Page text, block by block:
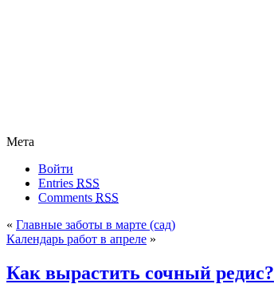
Мета
Войти
Entries RSS
Comments RSS
« Главные заботы в марте (сад)
Календарь работ в апреле »
Как вырастить сочный редис?